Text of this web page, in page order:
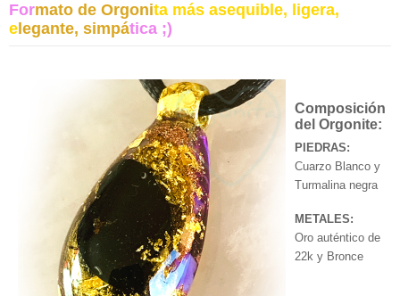
Formato de Orgonita más asequible, ligera,
e legante, simpática ;)
Composición
del Orgonite:
PIEDRAS:
Cuarzo Blanco y
Turmalina negra
METALES:
Oro auténtico de
22k y Bronce